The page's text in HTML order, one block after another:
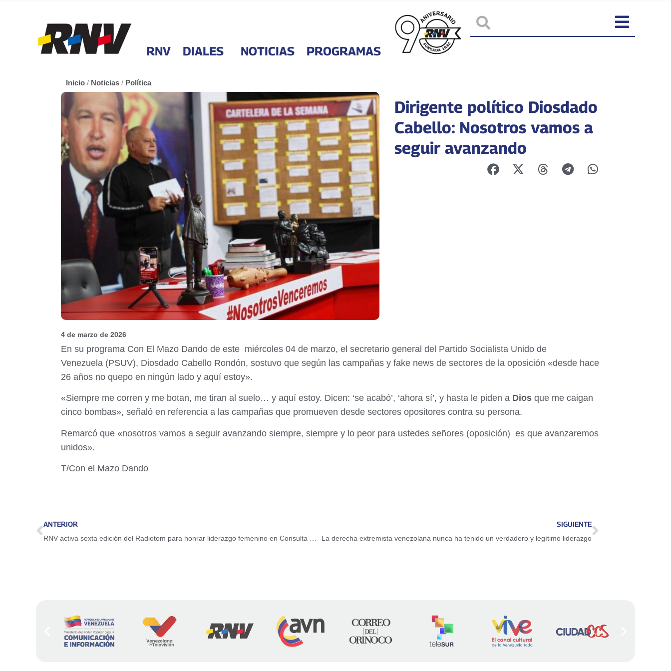
RNV DIALES NOTICIAS PROGRAMAS
Inicio / Noticias / Política
Dirigente político Diosdado
Cabello: Nosotros vamos a
seguir avanzando
4 de marzo de 2026
En su programa Con El Mazo Dando de este miércoles 04 de marzo, el secretario general del Partido Socialista Unido de
Venezuela (PSUV), Diosdado Cabello Rondón, sostuvo que según las campañas y fake news de sectores de la oposición «desde hace
26 años no quepo en ningún lado y aquí estoy».
«Siempre me corren y me botan, me tiran al suelo… y aquí estoy. Dicen: ‘se acabó’, ‘ahora sí’, y hasta le piden a Dios que me caigan
cinco bombas», señaló en referencia a las campañas que promueven desde sectores opositores contra su persona.
Remarcó que «nosotros vamos a seguir avanzando siempre, siempre y lo peor para ustedes señores (oposición) es que avanzaremos
unidos».
T/Con el Mazo Dando
ANTERIOR
RNV activa sexta edición del Radiotom para honrar liderazgo femenino en Consulta Popular Nacional 2026
SIGUIENTE
La derecha extremista venezolana nunca ha tenido un verdadero y legítimo liderazgo